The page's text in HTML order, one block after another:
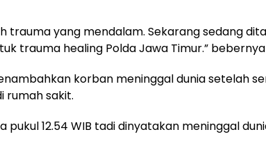
trauma yang mendalam. Sekarang sedang
trauma healing Polda Jawa Timur.” bebernya
korban meninggal dunia setelah
rumah sakit.
pukul 12.54 WIB tadi dinyatakan meninggal